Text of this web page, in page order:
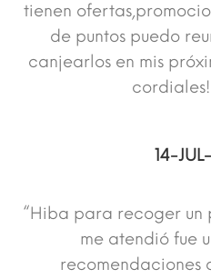
tienen
de puntos puedo
canjearlos en mis
14-
“Hiba para recoger un
me atendió fue
recomendaciones